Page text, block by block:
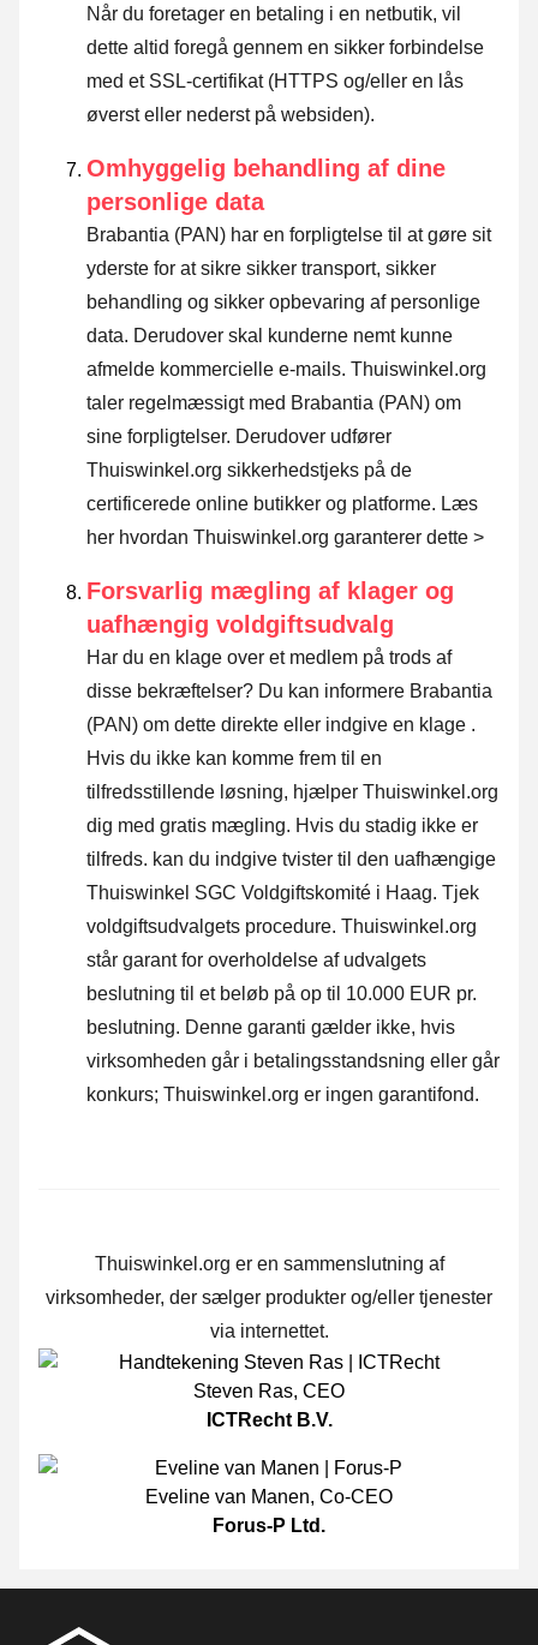
Når du foretager en betaling i en netbutik, vil
dette altid foregå gennem en sikker forbindelse
med et SSL-certifikat (HTTPS og/eller en lås
øverst eller nederst på websiden).
Omhyggelig behandling af dine
personlige data
Brabantia (PAN) har en forpligtelse til at gøre sit
yderste for at sikre sikker transport, sikker
behandling og sikker opbevaring af personlige
data. Derudover skal kunderne nemt kunne
afmelde kommercielle e-mails. Thuiswinkel.org
taler regelmæssigt med Brabantia (PAN) om
sine forpligtelser. Derudover udfører
Thuiswinkel.org sikkerhedstjeks på de
certificerede online butikker og platforme. Læs
her hvordan Thuiswinkel.org garanterer dette >
Forsvarlig mægling af klager og
uafhængig voldgiftsudvalg
Har du en klage over et medlem på trods af
disse bekræftelser? Du kan informere Brabantia
(PAN) om dette direkte eller indgive en klage .
Hvis du ikke kan komme frem til en
tilfredsstillende løsning, hjælper Thuiswinkel.org
dig med gratis mægling. Hvis du stadig ikke er
tilfreds. kan du indgive tvister til den uafhængige
Thuiswinkel SGC Voldgiftskomité i Haag. Tjek
voldgiftsudvalgets procedure. Thuiswinkel.org
står garant for overholdelse af udvalgets
beslutning til et beløb på op til 10.000 EUR pr.
beslutning. Denne garanti gælder ikke, hvis
virksomheden går i betalingsstandsning eller går
konkurs; Thuiswinkel.org er ingen garantifond.
Thuiswinkel.org er en sammenslutning af
virksomheder, der sælger produkter og/eller tjenester
via internettet.
Steven Ras, CEO
ICTRecht B.V.
Eveline van Manen, Co-CEO
Forus-P Ltd.